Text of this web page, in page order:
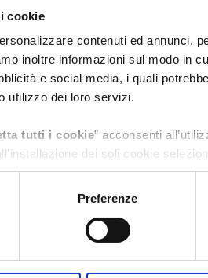
cookie
contenuti ed annunci,
inoltre informazioni sul modo in
e social media, i quali
utilizzo dei loro servizi.
tutti i cookie” acconsenti
dei soli cookie
finalità dei singoli cookie e le
autonoma i cookie tramite la
Preferenze
and elegant wooden coasters.
#legno #interior